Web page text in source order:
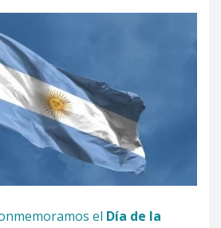
el Día de la